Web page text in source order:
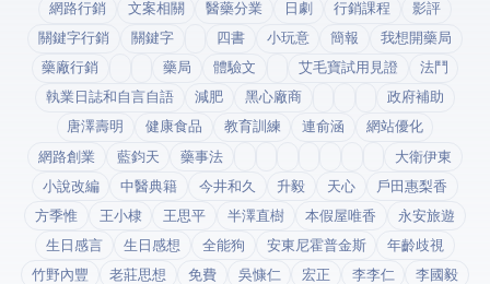
網路行銷
文案相關 醫藥分業 日劇 行銷課程
影評
關鍵字行銷
關鍵字 四書 小玩意 簡報
我想開藥局
藥廠行銷
藥局 體驗文 艾毛寶試用見證
法鬥
執業日誌和自言自語
減肥 黑心廠商
政府補助
唐澤壽明
健康食品 教育訓練 連俞涵
網站優化
網路創業
藍鈞天 藥事法
大衛伊東
小說改編
中醫典籍 今井和久 升毅 天心
戶田惠梨香
方季惟
王小棣 王思平 半澤直樹 本假屋唯香
永安旅遊
生日感言
生日感想 全能狗 安東尼霍普金斯
年齡歧視
竹野內豐
老莊思想 免費 吳慷仁 宏正 李李仁
李國毅